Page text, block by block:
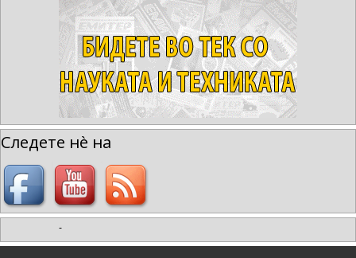
Следете нè на
-